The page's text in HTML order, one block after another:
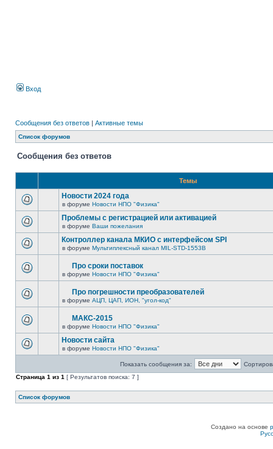
Вход
Сообщения без ответов | Активные темы
Список форумов
Сообщения без ответов
Темы
Новости 2024 года
в форуме Новости НПО "Физика"
Проблемы с регистрацией или активацией
в форуме Ваши пожелания
Контроллер канала МКИО с интерфейсом SPI
в форуме Мультиплексный канал MIL-STD-1553B
Про сроки поставок
в форуме Новости НПО "Физика"
Про погрешности преобразователей
в форуме АЦП, ЦАП, ИОН, "угол-код"
МАКС-2015
в форуме Новости НПО "Физика"
Новости сайта
в форуме Новости НПО "Физика"
Показать сообщения за:
Страница 1 из 1 [ Результатов поиска: 7 ]
Список форумов
Создано на основе